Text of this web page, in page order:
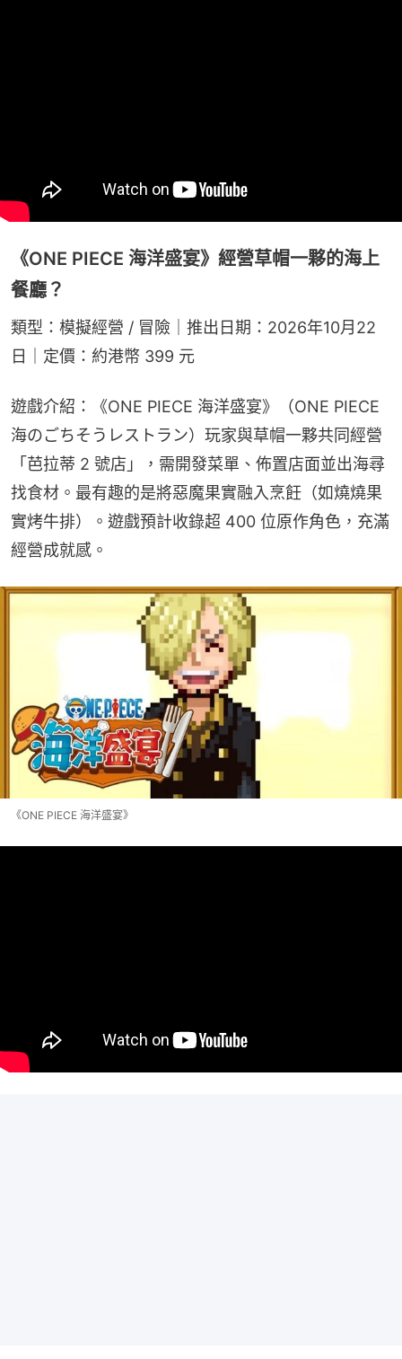
《ONE PIECE 海洋盛宴》經營草帽一夥的海上
餐廳？
類型：模擬經營 / 冒險｜推出日期：2026年10月22
日｜定價：約港幣 399 元
遊戲介紹：《ONE PIECE 海洋盛宴》（ONE PIECE
海のごちそうレストラン）玩家與草帽一夥共同經營
「芭拉蒂 2 號店」，需開發菜單、佈置店面並出海尋
找食材。最有趣的是將惡魔果實融入烹飪（如燒燒果
實烤牛排）。遊戲預計收錄超 400 位原作角色，充滿
經營成就感。
《ONE PIECE 海洋盛宴》